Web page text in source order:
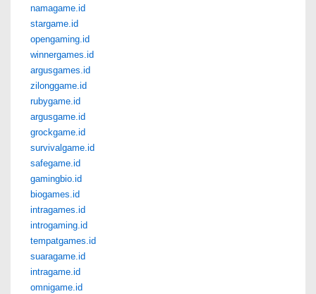
namagame.id
stargame.id
opengaming.id
winnergames.id
argusgames.id
zilonggame.id
rubygame.id
argusgame.id
grockgame.id
survivalgame.id
safegame.id
gamingbio.id
biogames.id
intragames.id
introgaming.id
tempatgames.id
suaragame.id
intragame.id
omnigame.id